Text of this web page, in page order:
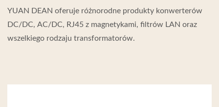
YUAN DEAN oferuje różnorodne produkty konwerterów
DC/DC, AC/DC, RJ45 z magnetykami, filtrów LAN oraz
wszelkiego rodzaju transformatorów.